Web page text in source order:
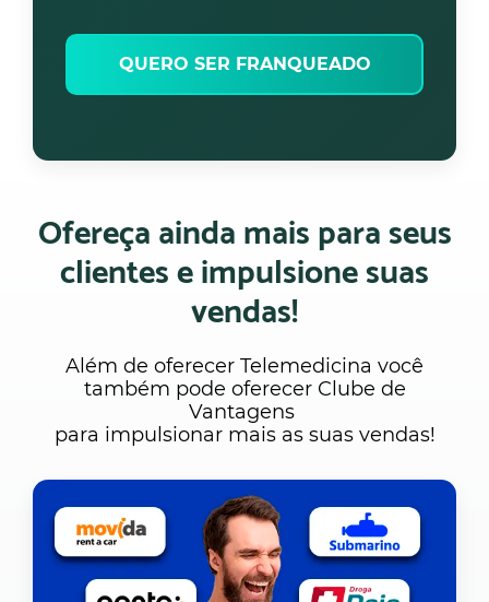
QUERO SER FRANQUEADO
Ofereça ainda mais para seus
clientes e impulsione suas
vendas!
Além de oferecer Telemedicina você
também pode oferecer Clube de
Vantagens
para impulsionar mais as suas vendas!